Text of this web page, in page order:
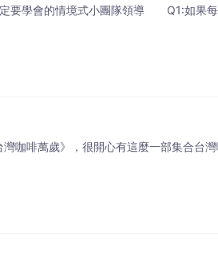
定要學會的情境式小團隊領導 Q1:如果
啡萬歲》，很開心有這麼一部集合台灣